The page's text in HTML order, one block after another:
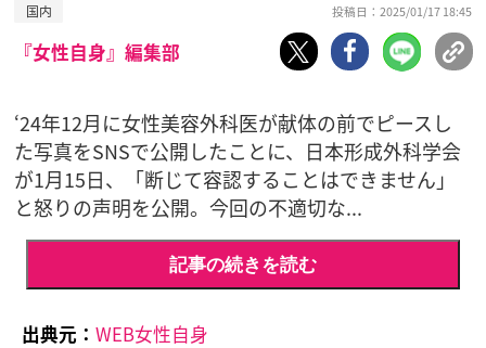
国内 投稿日：2025/01/17 18:45
『女性自身』編集部
‘24年12月に女性美容外科医が献体の前でピースし
た写真をSNSで公開したことに、日本形成外科学会
が1月15日、「断じて容認することはできません」
と怒りの声明を公開。今回の不適切な...
記事の続きを読む
出典元： WEB女性自身